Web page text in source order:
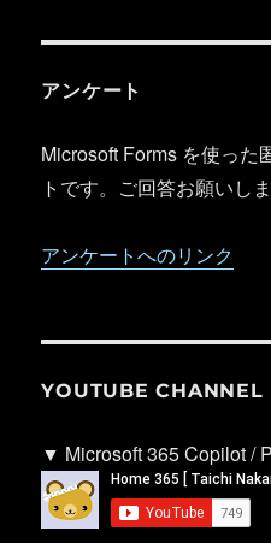
アンケート
Microsoft Forms を使った
トです。ご回答お願いしま
アンケートへのリンク
YOUTUBE CHANNEL
▼ Microsoft 365 Copilot /